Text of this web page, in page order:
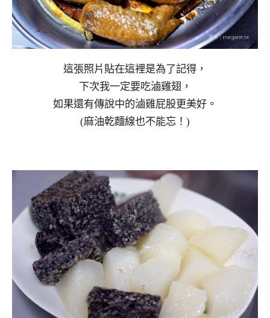
這張照片貼在這裡是為了記得，
下次我一定要吃滷雞翅，
如果還有傳說中的滷雞屁股更美好。
(麻油乾麵線也不能忘！)